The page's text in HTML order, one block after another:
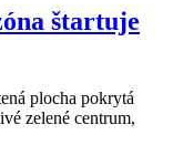
štartuje
plocha pokrytá
zelené centrum,